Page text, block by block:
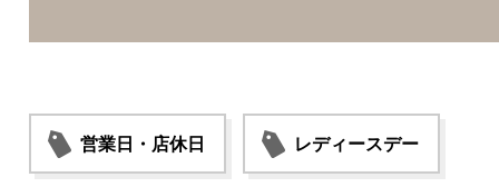
営業日・店休日 レディースデー